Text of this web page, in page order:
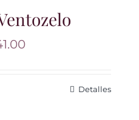
Detalles